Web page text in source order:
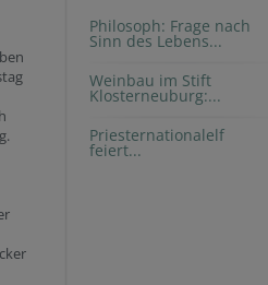
Philosoph: Frage nach
Sinn des Lebens...
Weinbau im Stift
Klosterneuburg:...
Priesternationalelf
feiert...